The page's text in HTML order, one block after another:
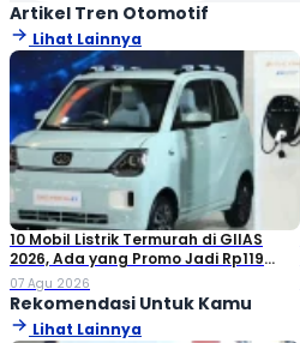
Artikel Tren Otomotif
Lihat Lainnya
10 Mobil Listrik Termurah di GIIAS
2026, Ada yang Promo Jadi Rp119
Jutaan!
07 Agu 2026
Rekomendasi Untuk Kamu
Lihat Lainnya